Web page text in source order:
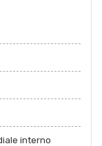
interno